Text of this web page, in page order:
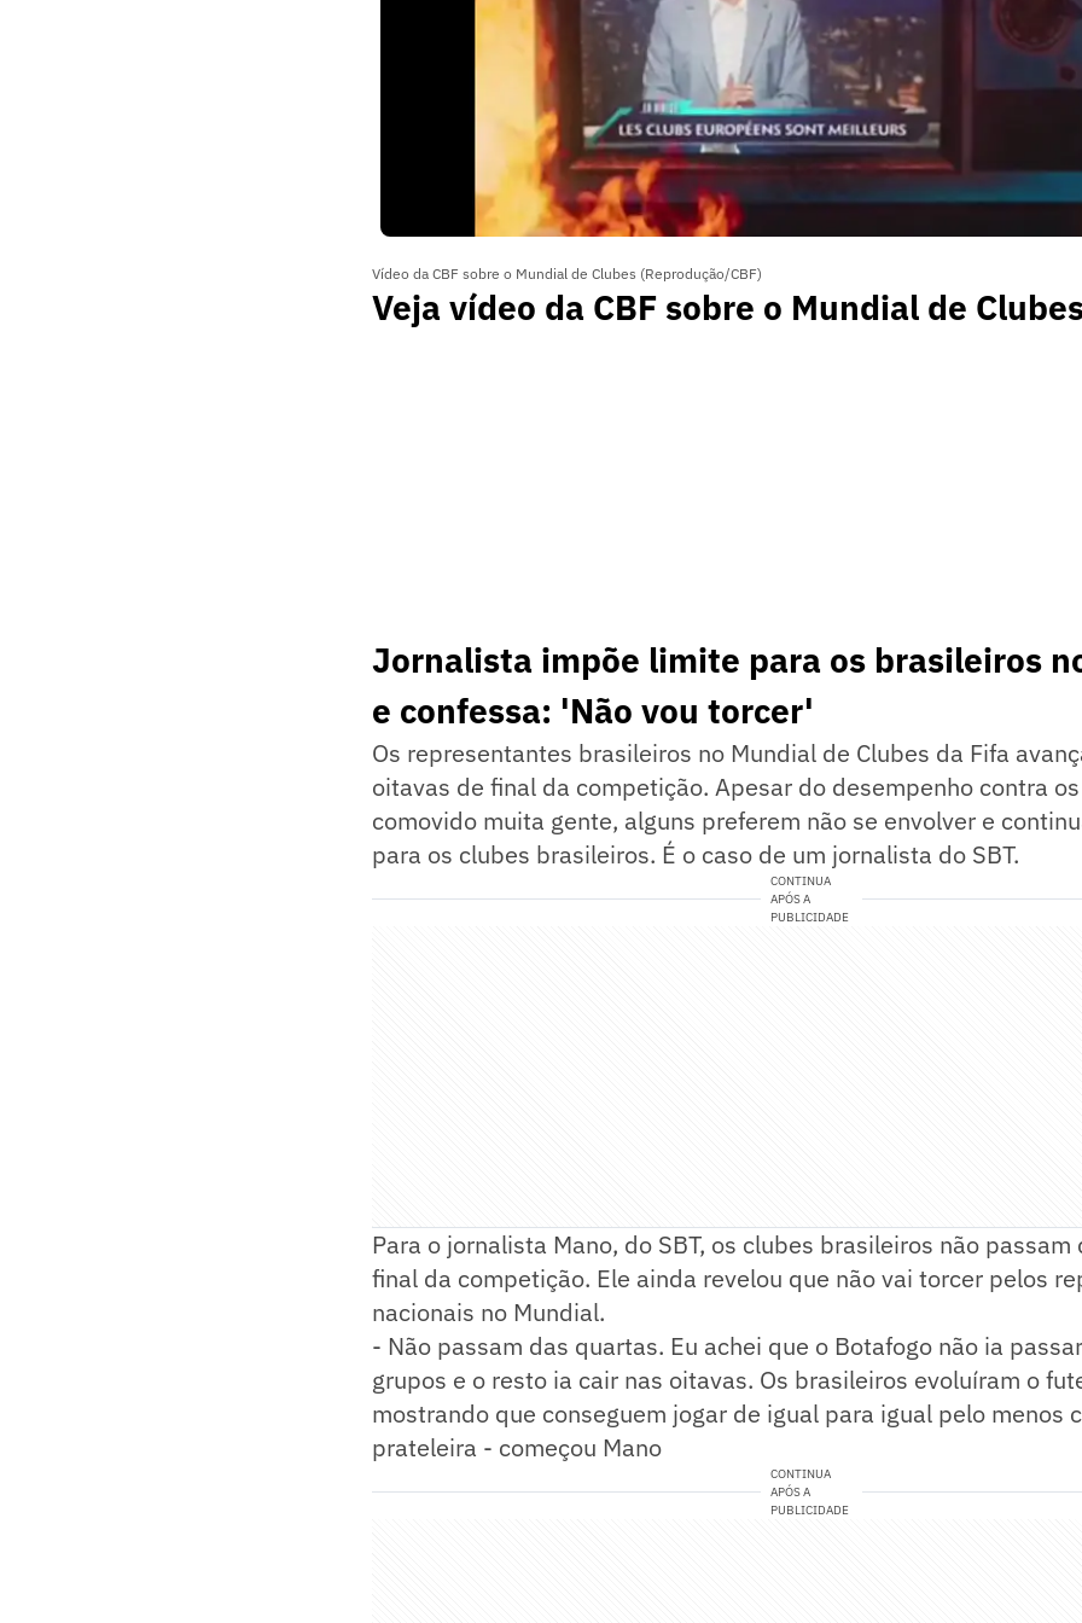
Vídeo da CBF sobre o Mundial de Clubes (Reprodução/CBF)
Veja vídeo da CBF sobre o Mundial de
Jornalista impõe limite para os brasileiros
e confessa: 'Não vou torcer'
Os representantes brasileiros no Mundial de Clubes da Fifa
oitavas de final da competição. Apesar do desempenho contra
comovido muita gente, alguns preferem não se envolver e
para os clubes brasileiros. É o caso de um jornalista do SBT.
CONTINUA
APÓS A
PUBLICIDADE
Para o jornalista Mano, do SBT, os clubes brasileiros não
final da competição. Ele ainda revelou que não vai torcer pelos
nacionais no Mundial.
- Não passam das quartas. Eu achei que o Botafogo não ia
grupos e o resto ia cair nas oitavas. Os brasileiros evoluíram o
mostrando que conseguem jogar de igual para igual pelo menos
prateleira - começou Mano
CONTINUA
APÓS A
PUBLICIDADE